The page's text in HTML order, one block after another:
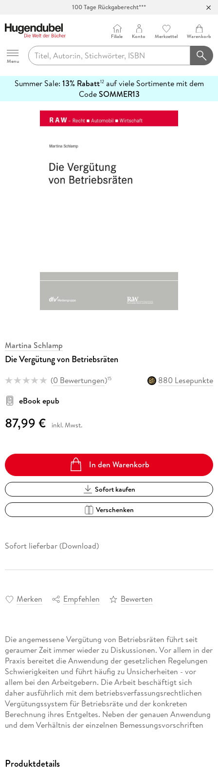
100 Tage Rückgaberecht***
Hugendubel
Menu
Filiale Konto Merkzettel Warenkorb
Summer Sale: 13% Rabatt12auf viele Sortimente mit dem
CodeSOMMER13
erfahren
Martina Schlamp
Die Vergütung von Betriebsräten
(0 Bewertungen)15
880 Lesepunkte
eBook epub
87,99 € inkl. Mwst.
In den Warenkorb
Sofort kaufen
Verschenken
Sofort lieferbar (Download)
Merken Empfehlen Bewerten
Die angemessene Vergütung von Betriebsräten führt seit
geraumer Zeit immer wieder zu Diskussionen. Vor allem in der
Praxis bereitet die Anwendung der gesetzlichen Regelungen
Schwierigkeiten und führt häufig zu Unsicherheiten - vor
allem bei den Arbeitgebern. Die Arbeit beschäftigt sich
daher ausführlich mit dem betriebsverfassungsrechtlichen
Vergütungssystem für Betriebsräte und der konkreten
Berechnung ihres Entgeltes. Neben der genauen Anwendung
und dem Verhältnis der einzelnen Bemessungsvorschriften
Betriebsratsentgelte bestehen. Berücksichtigt wird bei der
Produktdetails